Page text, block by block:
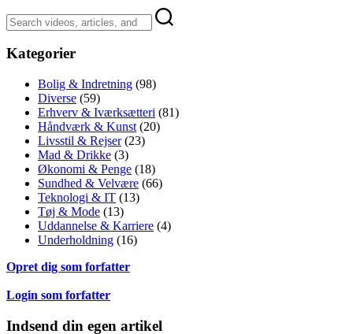
Kategorier
Bolig & Indretning (98)
Diverse (59)
Erhverv & Iværksætteri (81)
Håndværk & Kunst (20)
Livsstil & Rejser(23)
Mad & Drikke (3)
Økonomi & Penge (18)
Sundhed & Velvære (66)
Teknologi & IT (13)
Tøj & Mode (13)
Uddannelse & Karriere (4)
Underholdning (16)
Opret dig som forfatter
Login som forfatter
Indsend din egen artikel